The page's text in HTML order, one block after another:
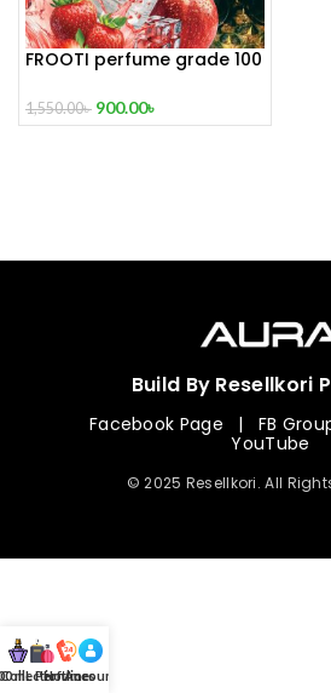
FROOTI perfume grade 100
1,550.00৳ 900.00৳
Build By Resellkori
Facebook Page | FB
YouTube
© 2025 Resellkori. All
mL Perfumes
Hotline
Account